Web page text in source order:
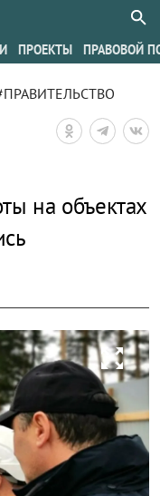
ПРОЕКТЫ ПРАВОВОЙ
на объектах
zoom_out_map